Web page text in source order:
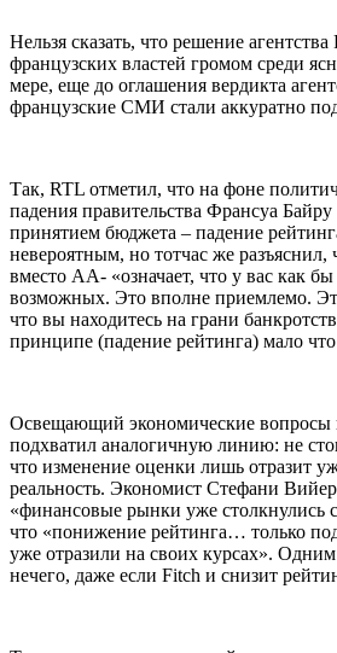
Нельзя сказать, что решение агентства
французских властей громом среди
мере, еще до оглашения вердикта
французские СМИ стали аккуратно
Так, RTL отметил, что на фоне
падения правительства Франсуа
принятием бюджета – падение
невероятным, но тотчас же
вместо АА- «означает, что у вас как
возможных. Это вполне приемлемо.
что вы находитесь на грани
принципе (падение рейтинга) мало
Освещающий экономические вопросы
подхватил аналогичную линию: не
что изменение оценки лишь отразит
реальность. Экономист Стефани
«финансовые рынки уже столкнулись
что «понижение рейтинга… только
уже отразили на своих курсах». Одним
нечего, даже если Fitch и снизит